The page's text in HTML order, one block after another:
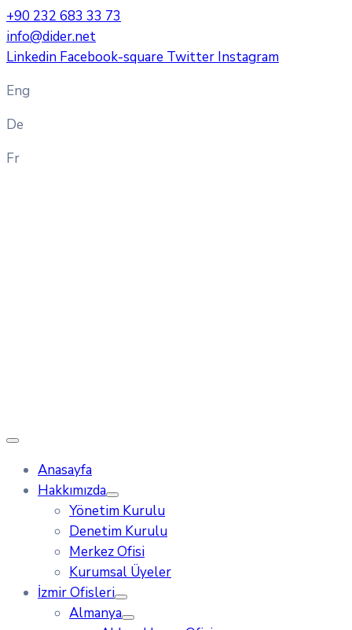
+90 232 683 33 73
info@dider.net
Linkedin Facebook-square Twitter Instagram
Eng
De
Fr
Anasayfa
Hakkımızda
Yönetim Kurulu
Denetim Kurulu
Merkez Ofisi
Kurumsal Üyeler
İzmir Ofisleri
Almanya